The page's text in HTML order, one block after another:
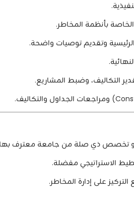
بأنظمة المخاطر.
الرئيسية وتقديم توصيات واضحة.
التكاليف، وضبط المشاريع.
أو تخصص ذي صلة من جامعة معترف
الاستراتيجي مفضلة.